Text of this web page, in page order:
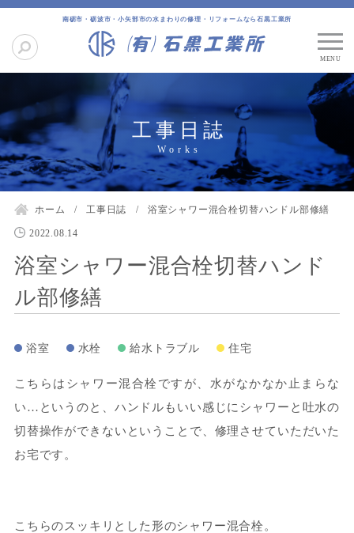
南砺市・砺波市・小矢部市の水まわりの修理・リフォームなら石黒工業所
工事日誌
ホーム 工事日誌 浴室シャワー混合栓切替ハンドル部修繕
2022.08.14
浴室シャワー混合栓切替ハンド
ル部修繕
浴室 水栓 給水トラブル 住宅
こちらはシャワー混合栓ですが、水がなかなか止まらな
い…というのと、ハンドルもいい感じにシャワーと吐水の
切替操作ができないということで、修理させていただいた
お宅です。
こちらのスッキリとした形のシャワー混合栓。